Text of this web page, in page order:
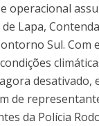
operacional
Lapa,
Sul. Com
desativado,
de
da Polícia